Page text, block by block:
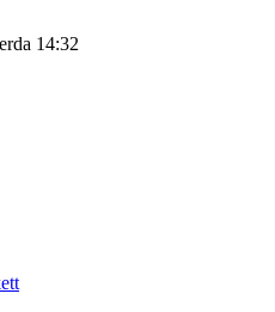
14:32